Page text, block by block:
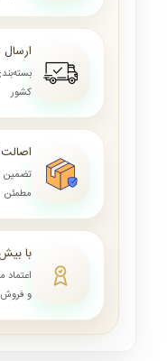
کشور
اصالت
تضمین
مطمئن
با بیش از ۱۰ سال سابقه
و